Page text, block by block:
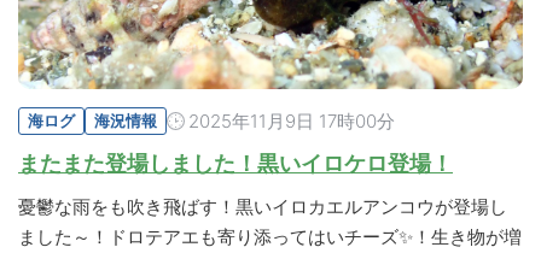
海ログ 海況情報 2025年11月9日 17時00分
またまた登場しました！黒いイロケロ登場！
憂鬱な雨をも吹き飛ばす！黒いイロカエルアンコウが登場し
ました～！ドロテアエも寄り添ってはいチーズ✨！生き物が増